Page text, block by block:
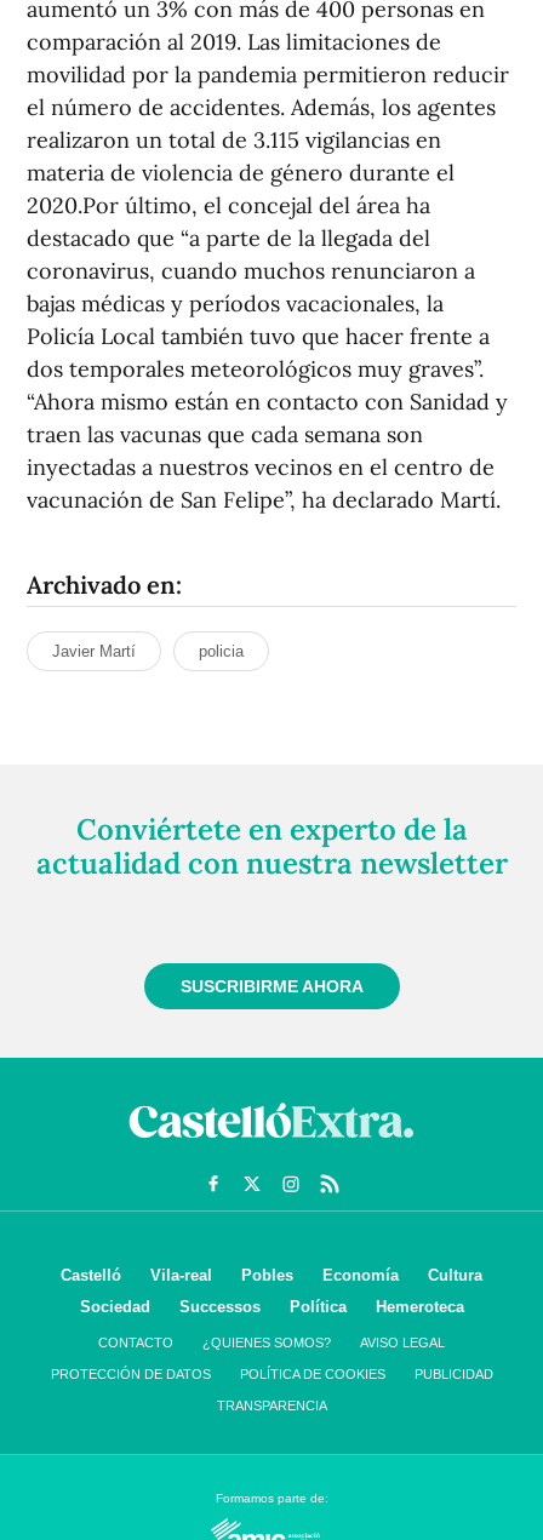
aumentó un 3% con más de 400 personas en
comparación al 2019. Las limitaciones de
movilidad por la pandemia permitieron reducir
el número de accidentes. Además, los agentes
realizaron un total de 3.115 vigilancias en
materia de violencia de género durante el
2020.Por último, el concejal del área ha
destacado que “a parte de la llegada del
coronavirus, cuando muchos renunciaron a
bajas médicas y períodos vacacionales, la
Policía Local también tuvo que hacer frente a
dos temporales meteorológicos muy graves”.
“Ahora mismo están en contacto con Sanidad y
traen las vacunas que cada semana son
inyectadas a nuestros vecinos en el centro de
vacunación de San Felipe”, ha declarado Martí.
Archivado en:
Javier Martí policia
Conviértete en experto de la
actualidad con nuestra newsletter
SUSCRIBIRME AHORA
Castelló Vila-real Pobles Economía
Cultura
Sociedad
Successos Política Hemeroteca
CONTACTO ¿QUIENES SOMOS? AVISO LEGAL
PROTECCIÓN DE DATOS POLÍTICA DE COOKIES PUBLICIDAD
TRANSPARENCIA
Formamos parte de: